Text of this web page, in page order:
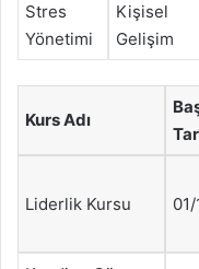
Stres
Yönetimi
Kişisel
Gelişim
Kurs Adı
Liderlik Kursu